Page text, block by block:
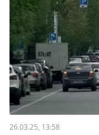
26.03.25, 13:58